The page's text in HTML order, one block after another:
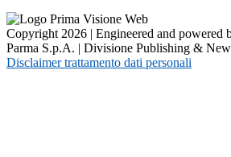
Copyright 2026 | Engineered and powered
Parma S.p.A. | Divisione Publishing &
Disclaimer trattamento dati personali